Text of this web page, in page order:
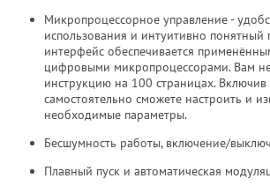
Микропроцессорное управление -
использования и интуитивно понятный
интерфейс обеспечивается
цифровыми микропроцессорами. Вам не
инструкцию на 100 страницах. Включив
самостоятельно сможете настроить и
необходимые параметры.
Бесшумность работы, включение/
Плавный пуск и автоматическая